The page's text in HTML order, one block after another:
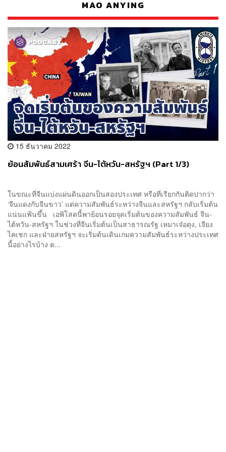
MAO ANYING
15 ธันวาคม 2022
ย้อนสัมพันธ์สามเศร้า จีน-ไต้หวัน-สหรัฐฯ (Part 1/3)
ในขณะที่จีนแบ่งแผ่นดินออกเป็นสองประเทศ หรือที่เรียกกันติดปากว่า
‘จีนแดงกับจีนขาว’ แต่ความสัมพันธ์ระหว่างจีนและสหรัฐฯ กลับเริ่มต้น
แน่นแฟ้นขึ้น เอพิโสดนี้พาย้อนรอยจุดเริ่มต้นของความสัมพันธ์ จีน-
ไต้หวัน-สหรัฐฯ ในช่วงที่จีนเริ่มต้นเป็นสาธารณรัฐ เหมาเจ๋อตุง, เจียง
ไคเชก และฝ่ายสหรัฐฯ จะเริ่มต้นเดินเกมความสัมพันธ์ระหว่างประเทศ
นี้อย่างไรบ้าง ต...